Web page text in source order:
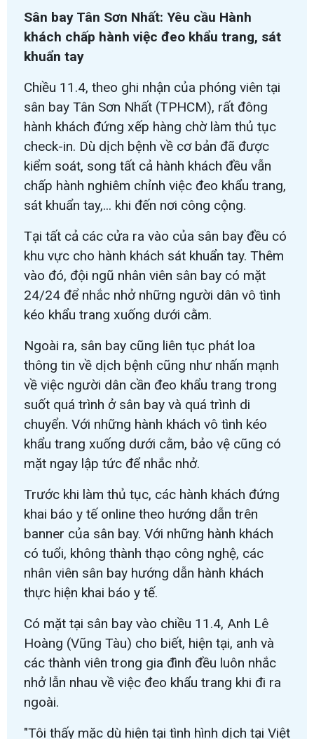
Sân bay Tân Sơn Nhất: Yêu cầu Hành
khách chấp hành việc đeo khẩu trang, sát
khuẩn tay
Chiều 11.4, theo ghi nhận của phóng viên tại
sân bay Tân Sơn Nhất (TPHCM), rất đông
hành khách đứng xếp hàng chờ làm thủ tục
check-in. Dù dịch bệnh về cơ bản đã được
kiểm soát, song tất cả hành khách đều vẫn
chấp hành nghiêm chỉnh việc đeo khẩu trang,
sát khuẩn tay,... khi đến nơi công cộng.
Tại tất cả các cửa ra vào của sân bay đều có
khu vực cho hành khách sát khuẩn tay. Thêm
vào đó, đội ngũ nhân viên sân bay có mặt
24/24 để nhắc nhở những người dân vô tình
kéo khẩu trang xuống dưới cằm.
Ngoài ra, sân bay cũng liên tục phát loa
thông tin về dịch bệnh cũng như nhấn mạnh
về việc người dân cần đeo khẩu trang trong
suốt quá trình ở sân bay và quá trình di
chuyển. Với những hành khách vô tình kéo
khẩu trang xuống dưới cằm, bảo vệ cũng có
mặt ngay lập tức để nhắc nhở.
Trước khi làm thủ tục, các hành khách đứng
khai báo y tế online theo hướng dẫn trên
banner của sân bay. Với những hành khách
có tuổi, không thành thạo công nghệ, các
nhân viên sân bay hướng dẫn hành khách
thực hiện khai báo y tế.
Có mặt tại sân bay vào chiều 11.4, Anh Lê
Hoàng (Vũng Tàu) cho biết, hiện tại, anh và
các thành viên trong gia đình đều luôn nhắc
nhở lẫn nhau về việc đeo khẩu trang khi đi ra
ngoài.
"Tôi thấy mặc dù hiện tại tình hình dịch tại Việt